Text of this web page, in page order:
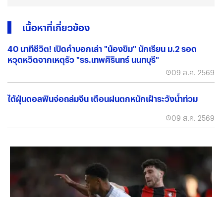
เนื้อหาที่เกี่ยวข้อง
40 นาทีชีวิต! เปิดคำบอกเล่า "น้องขิม" นักเรียน ม.2 รอด
หวุดหวิดจากเหตุรัว "รร.เทพศิรินทร์ นนทบุรี"
09 ส.ค. 2569
ไต้ฝุ่นดอลฟินจ่อถล่มจีน เตือนฝนตกหนักเฝ้าระวังน้ำท่วม
09 ส.ค. 2569